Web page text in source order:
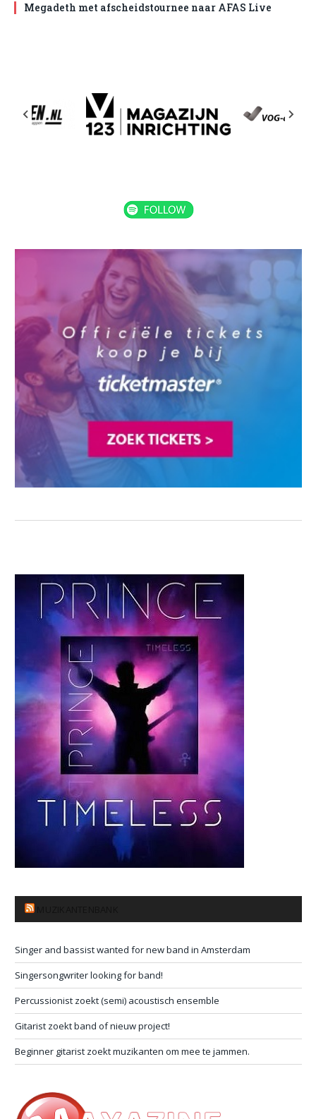
Megadeth met afscheidstournee naar AFAS Live
Singer and bassist wanted for new band in Amsterdam
Singersongwriter looking for band!
Percussionist zoekt (semi) acoustisch ensemble
Gitarist zoekt band of nieuw project!
Beginner gitarist zoekt muzikanten om mee te jammen.